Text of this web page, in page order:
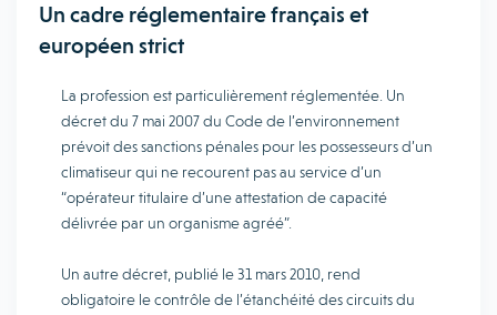
Un cadre réglementaire français et
européen strict
La profession est particulièrement réglementée. Un
décret du 7 mai 2007 du Code de l’environnement
prévoit des sanctions pénales pour les possesseurs d’un
climatiseur qui ne recourent pas au service d’un
“opérateur titulaire d’une attestation de capacité
délivrée par un organisme agréé”.
Un autre décret, publié le 31 mars 2010, rend
obligatoire le contrôle de l’étanchéité des circuits du